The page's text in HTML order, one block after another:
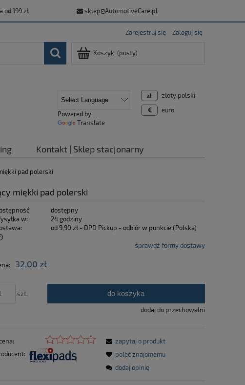
od 199 zł sklep@AutomotiveCare.pl
Zarejestruj się Zaloguj się
Koszyk: (pusty)
złoty polski
euro
Powered by
Translate
Kontakt | Sklep stacjonarny
pad polerski
miękki pad polerski
dostępny
w:
24 godziny
od 9,90 zł - DPD Pickup - odbiór w punkcie (Polska)
sprawdź formy dostawy
32,00 zł
szt. do koszyka
dodaj do przechowalni
zapytaj o produkt
poleć znajomemu
dodaj opinię